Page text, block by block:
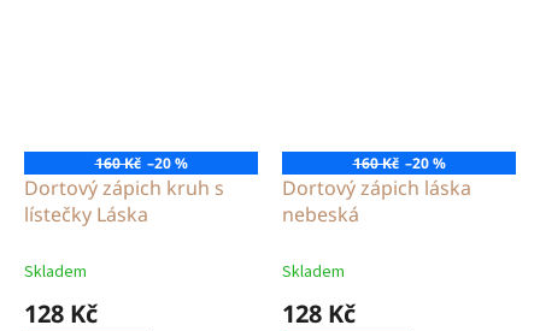
160 Kč –20 %
Dortový zápich kruh s
lístečky Láska
Skladem
128 Kč
160 Kč –20 %
Dortový zápich láska
nebeská
Skladem
128 Kč